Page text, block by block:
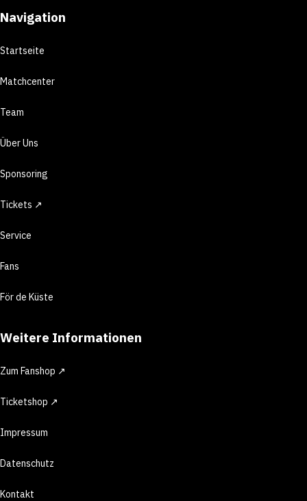
Navigation
Startseite
Matchcenter
Team
Über Uns
Sponsoring
Tickets ↗
Service
Fans
För de Küste
Weitere Informationen
Zum Fanshop ↗
Ticketshop ↗
Impressum
Datenschutz
Kontakt